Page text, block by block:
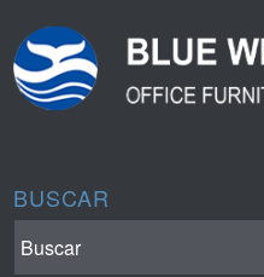
BUSCAR